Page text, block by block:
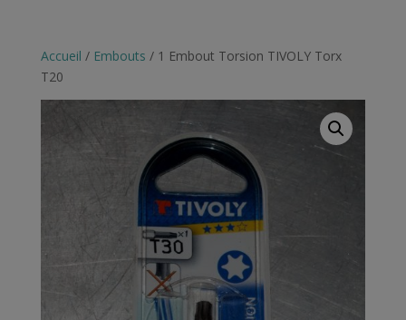
Accueil / Embouts / 1 Embout Torsion TIVOLY Torx
T20